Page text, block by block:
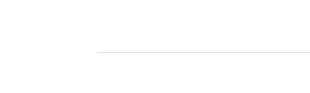
EMPRESA DE COURIER
Candidato a senador
Dío Astacio revela